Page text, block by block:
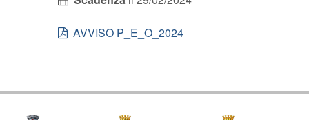
AVVISO P_E_O_2024